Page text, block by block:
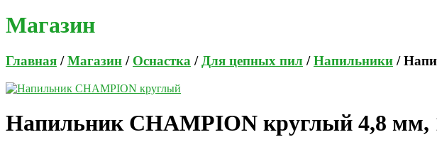
Магазин
Главная /Магазин / Оснастка /Для цепных пил /Напильники /
Напильник CHAMPION круглый 4,8 мм,